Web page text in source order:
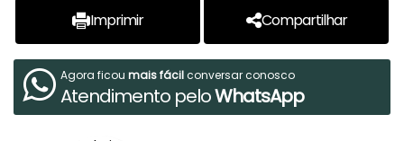
Imprimir Compartilhar
Agora ficou mais fácilconversar conosco
Atendimento peloWhatsApp